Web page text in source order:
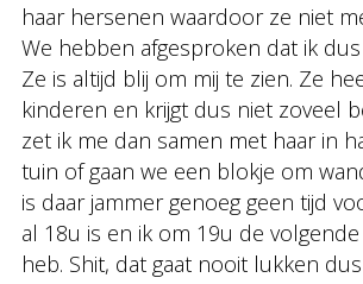
haar hersenen waardoor ze niet
We hebben afgesproken dat ik
Ze is altijd blij om mij te zien. Ze
kinderen en krijgt dus niet zoveel
zet ik me dan samen met haar in
tuin of gaan we een blokje om
is daar jammer genoeg geen tijd
al 18u is en ik om 19u de
heb. Shit, dat gaat nooit lukken